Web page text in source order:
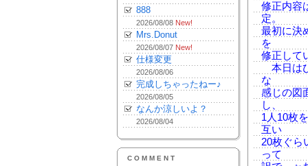
888
2026/08/08 New!
Mrs.Donut
2026/08/07 New!
仕様変更
2026/08/06
完成しちゃったねー♪
2026/08/05
なんか涼しいよ？
2026/08/04
COMMENT
修正内容
定。
最初に決
を
修正して
本日は
な
感じの図
し、
1人10枚
互い
20枚ぐら
って